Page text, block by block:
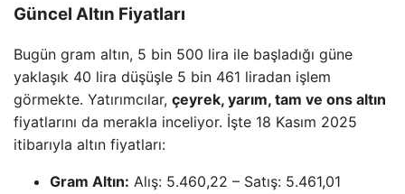
Güncel Altın Fiyatları
Bugün gram altın, 5 bin 500 lira ile başladığı güne
yaklaşık 40 lira düşüşle 5 bin 461 liradan işlem
görmekte. Yatırımcılar, çeyrek, yarım, tam ve ons altın
fiyatlarını da merakla inceliyor. İşte 18 Kasım 2025
itibarıyla altın fiyatları:
Gram Altın: Alış: 5.460,22 – Satış: 5.461,01